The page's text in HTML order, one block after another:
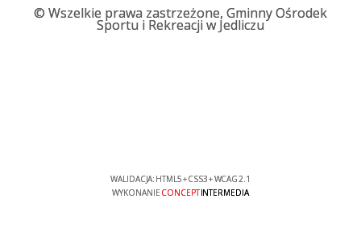
© Wszelkie prawa zastrzeżone, Gminny Ośrodek
Sportu i Rekreacji w Jedliczu
WALIDACJA: HTML5+CSS3+WCAG 2.1
WYKONANIE CONCEPTINTERMEDIA